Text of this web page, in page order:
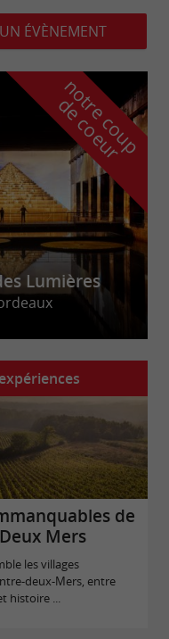
ÉVÈNEMENT
n
o
t
r
e
c
o
u
p
d
e
c
o
e
u
r
Lumières
de
Mers
les villages
deux-Mers, entre
histoire ...